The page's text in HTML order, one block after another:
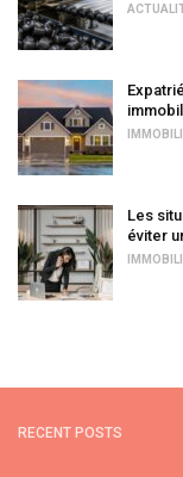
Les
éviter
RECENT POSTS